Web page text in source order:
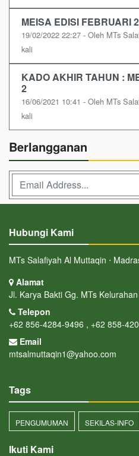
MEISA EDISI FEBRUARI
19/02/2022 22:27 - Oleh MTs
kali
KADO AKHIR TAHUN :
2
16/06/2021 10:41 - Oleh MTs
kali
Berlangganan
Hubungi Kami
MTs Salafiyah Al Muttaqin ⋅
Alamat
Jl. Karya Bakti Gg. MTs
Telepon
+62 856-4284-9496 , +62 858-
Email
mtsalmuttaqin1@yahoo.com
Tags
PENGUMUMAN SEKILAS-INFO
Ikuti Kami